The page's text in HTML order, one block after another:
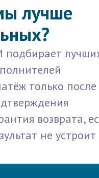
лучше
подбирает
только после
возврата,
не устроит